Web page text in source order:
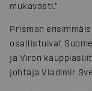
mukavasti."
Prisman
osallistuivat
ja Viron
johtaja Vladimir